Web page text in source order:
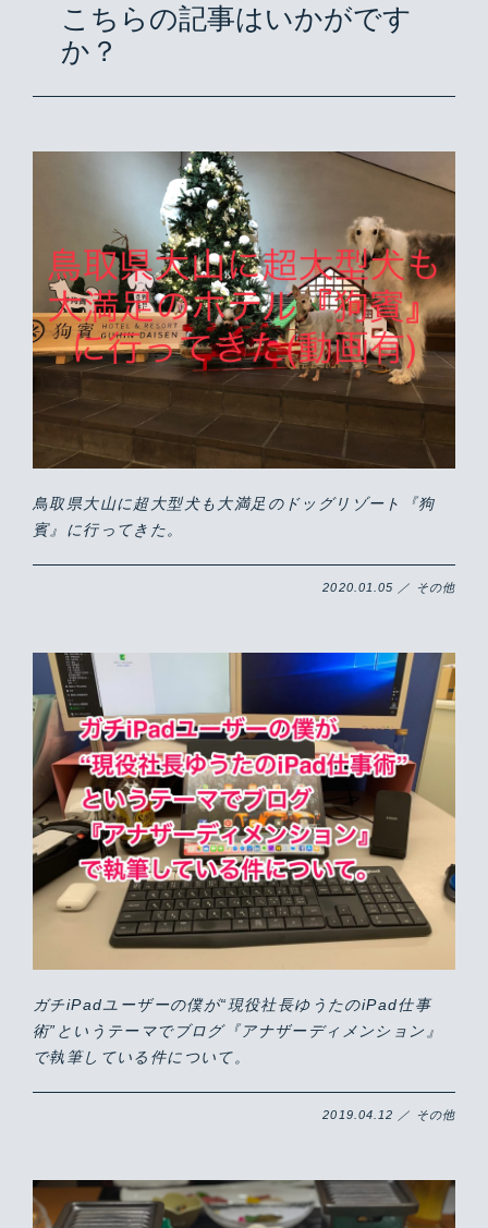
こちらの記事はいかがです
か？
鳥取県大山に超大型犬も大満足のドッグリゾート『狗
賓』に行ってきた。
2020.01.05 ／ その他
ガチiPadユーザーの僕が“現役社長ゆうたのiPad仕事
術”というテーマでブログ『アナザーディメンション』
で執筆している件について。
2019.04.12 ／ その他